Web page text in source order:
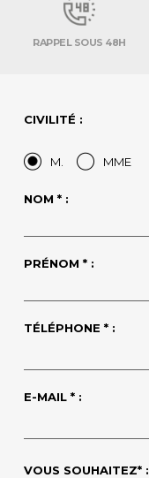
RAPPEL SOUS 48H
CIVILITÉ :
M. MME
NOM * :
PRÉNOM * :
TÉLÉPHONE * :
E-MAIL * :
VOUS SOUHAITEZ* :